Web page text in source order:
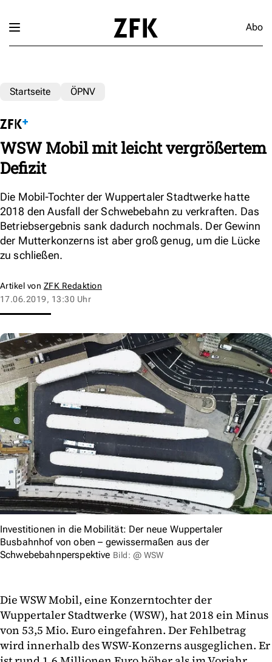
Abo
Startseite ÖPNV
WSW Mobil mit leicht vergrößertem
Defizit
Die Mobil-Tochter der Wuppertaler Stadtwerke hatte
2018 den Ausfall der Schwebebahn zu verkraften. Das
Betriebsergebnis sank dadurch nochmals. Der Gewinn
der Mutterkonzerns ist aber groß genug, um die Lücke
zu schließen.
Artikel von ZFK Redaktion
17.06.2019, 13:30 Uhr
Investitionen in die Mobilität: Der neue Wuppertaler
Busbahnhof von oben – gewissermaßen aus der
Schwebebahnperspektive Bild: @ WSW
Die WSW Mobil, eine Konzerntochter der
Wuppertaler Stadtwerke (WSW), hat 2018 ein Minus
von 53,5 Mio. Euro eingefahren. Der Fehlbetrag
wird innerhalb des WSW-Konzerns ausgeglichen. Er